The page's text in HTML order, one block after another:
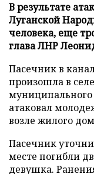
В результате
Луганской
человека, еще
глава ЛНР
Пасечник в
произошла в
муниципального
атаковал
возле жилого
Пасечник
месте погибли
девушка.